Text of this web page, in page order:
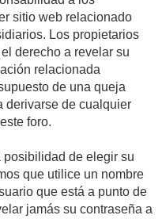
sitio web relacionado
Los propietarios
derecho a revelar su
relacionada
de una queja
derivarse de cualquier
foro.
posibilidad de elegir su
que utilice un nombre
que está a punto de
jamás su contraseña a